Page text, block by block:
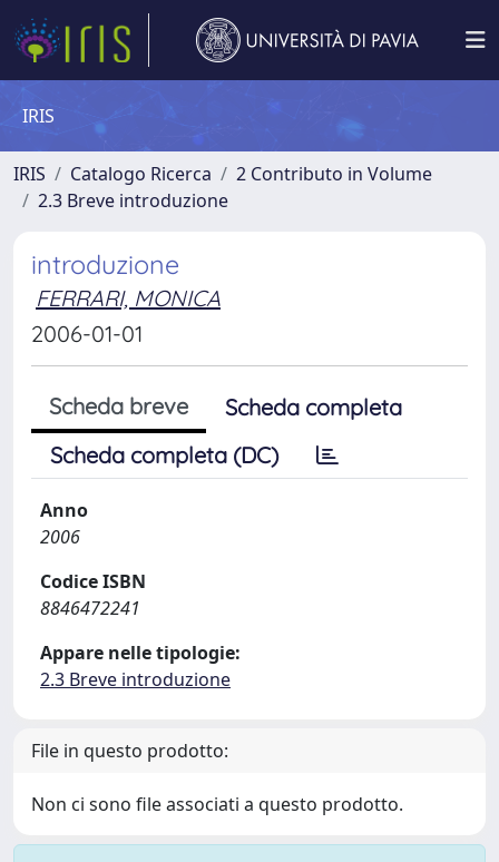
IRIS
IRIS Catalogo Ricerca
2 Contributo in Volume
2.3 Breve introduzione
introduzione
FERRARI, MONICA
2006-01-01
Scheda breve
Scheda completa
Scheda completa (DC)
Anno
2006
Codice ISBN
8846472241
Appare nelle tipologie:
2.3 Breve introduzione
File in questo prodotto:
Non ci sono file associati a questo prodotto.